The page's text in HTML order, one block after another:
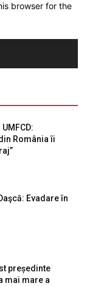
browser for the
România îi
Evadare în
președinte
mai mare a